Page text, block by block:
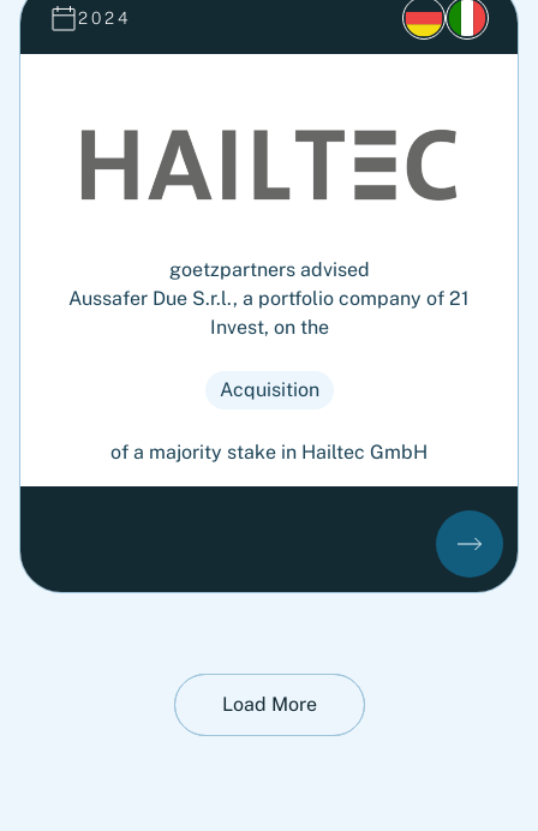
2024
goetzpartners advised
Aussafer Due S.r.l., a portfolio company of 21
Invest, on the
Acquisition
of a majority stake in Hailtec GmbH
Load More